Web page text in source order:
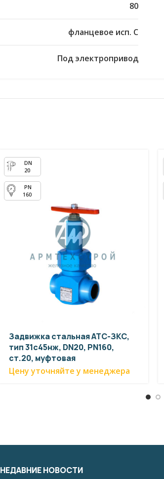
80
фланцевое исп. С
Под электропривод
20
160
Задвижка стальная АТС-ЗКС,
тип 31с45нж, DN20, PN160,
ст.20, муфтовая
Цену уточняйте у менеджера
НЕДАВНИЕ НОВОСТИ